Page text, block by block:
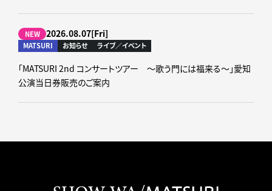
NEW 2026.08.07[Fri]
MATSURI お知らせ ライブ／イベント
「MATSURI 2nd コンサートツアー ～歌う門には福来る～」愛知
公演当日券販売のご案内